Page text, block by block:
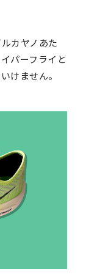
カヤノあた
パーフライと
けません。